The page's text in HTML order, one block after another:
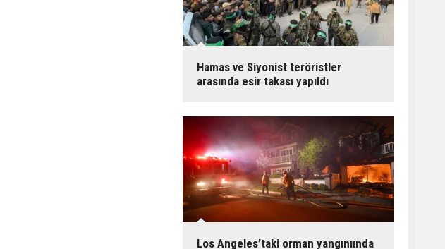
Hamas ve Siyonist teröristler
arasında esir takası yapıldı
Los Angeles’taki orman yangınıında